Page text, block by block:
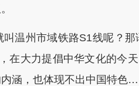
州市域铁路S1线呢？那
在大力提倡中华文化的今
涵，也体现不出中国特色